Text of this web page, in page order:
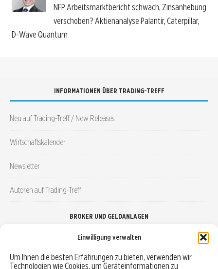
Einwilligung verwalten
Um Ihnen die besten Erfahrungen zu bieten, verwenden wir
Technologien wie Cookies, um Geräteinformationen zu
NFP Arbeitsmarktbericht schwach, Zinsanhebung
verschoben? Aktienanalyse Palantir, Caterpillar,
D-Wave Quantum
INFORMATIONEN ÜBER TRADING-TREFF
Neu auf Trading-Treff / New Releases
Wirtschaftskalender
Newsletter
Autoren auf Trading-Treff
BROKER UND GELDANLAGEN